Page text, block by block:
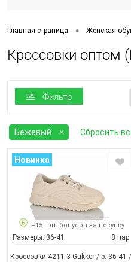
Главная страница • Женская
Кроссовки оптом
Фильтр
Бежевый Сбросить
Новинка
+15 грн. бонусов за покупку
Размеры: 36-41 8 пар
Кроссовки 4211-3 Gukkcr / p. 36-41 /